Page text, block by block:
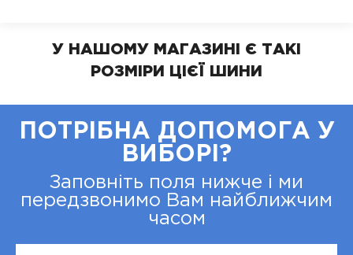
У НАШОМУ МАГАЗИНІ Є ТАКІ
РОЗМІРИ ЦІЄЇ ШИНИ
ПОТРІБНА ДОПОМОГА У
ВИБОРІ?
Заповніть поля нижче і ми
передзвонимо Вам найближчим
часом